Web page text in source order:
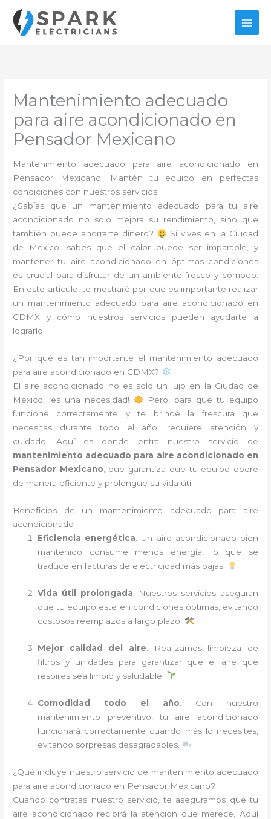
contenido
Mantenimiento adecuado
para aire acondicionado en
Pensador Mexicano
Mantenimiento adecuado para aire acondicionado en
Pensador Mexicano: Mantén tu equipo en perfectas
condiciones con nuestros servicios
¿Sabías que un mantenimiento adecuado para tu aire
acondicionado no solo mejora su rendimiento, sino que
también puede ahorrarte dinero?
Si vives en la Ciudad
de México, sabes que el calor puede ser imparable, y
mantener tu aire acondicionado en óptimas condiciones
es crucial para disfrutar de un ambiente fresco y cómodo.
En este artículo, te mostraré por qué es importante realizar
un mantenimiento adecuado para aire acondicionado en
CDMX y cómo nuestros servicios pueden ayudarte a
lograrlo.
¿Por qué es tan importante el mantenimiento adecuado
para aire acondicionado en CDMX?
El aire acondicionado no es solo un lujo en la Ciudad de
México, ¡es una necesidad!
Pero, para que tu equipo
funcione correctamente y te brinde la frescura que
necesitas durante todo el año, requiere atención y
cuidado. Aquí es donde entra nuestro servicio de
mantenimiento adecuado para aire acondicionado en
Pensador Mexicano , que garantiza que tu equipo opere
de manera eficiente y prolongue su vida útil.
Beneficios de un mantenimiento adecuado para aire
acondicionado
Eficiencia energética: Un aire acondicionado bien
mantenido consume menos energía, lo que se
traduce en facturas de electricidad más bajas.
Vida útil prolongada: Nuestros servicios aseguran
que tu equipo esté en condiciones óptimas, evitando
costosos reemplazos a largo plazo.
Mejor calidad del aire: Realizamos limpieza de
filtros y unidades para garantizar que el aire que
respires sea limpio y saludable.
Comodidad todo el año: Con nuestro
mantenimiento preventivo, tu aire acondicionado
funcionará correctamente cuando más lo necesites,
evitando sorpresas desagradables.
¿Qué incluye nuestro servicio de mantenimiento adecuado
para aire acondicionado en Pensador Mexicano?
Cuando contratas nuestro servicio, te aseguramos que tu
aire acondicionado recibirá la atención que merece. Aquí